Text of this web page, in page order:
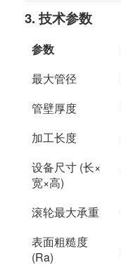
3. 技术参数
参数
最大管径
管壁厚度
加工长度
设备尺寸 (长×
宽×高)
滚轮最大承重
表面粗糙度
(Ra)